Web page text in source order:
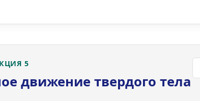
5
движение твердого тела